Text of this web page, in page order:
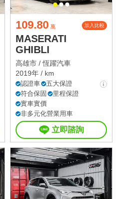
109.80 萬 加入比較
MASERATI
GHIBLI
高雄市 /恆躍汽車
2019年 / km
認證車
五大保證
符合保固
里程保證
實車實價
非多元化營業用車
立即諮詢